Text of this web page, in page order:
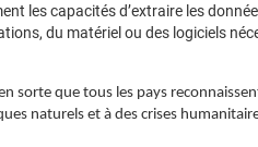
les capacités d’extraire les
du matériel ou des logiciels
sorte que tous les pays
naturels et à des crises